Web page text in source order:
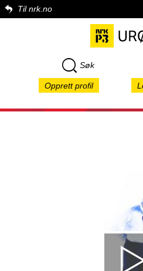
Til nrk.no
Søk
Opprett profil